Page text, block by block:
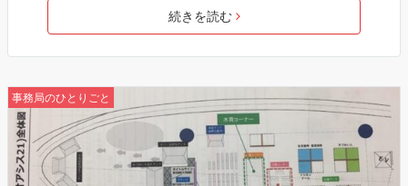
続きを読む
事務局のひとりごと